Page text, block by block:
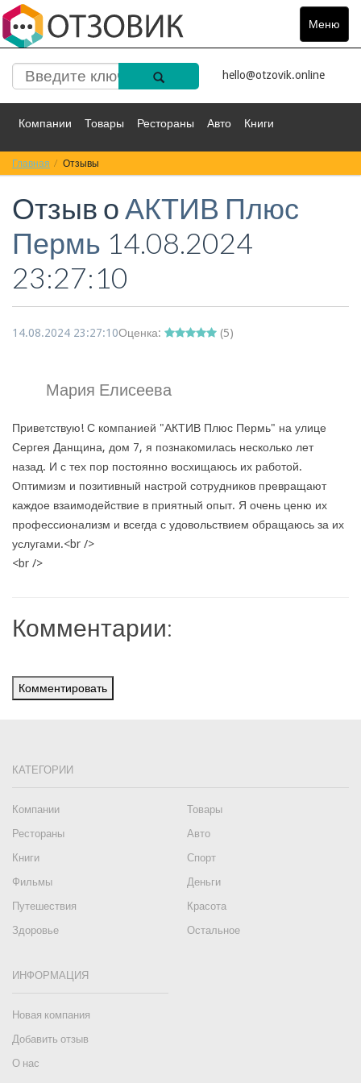
Меню
Toggle
hello@otzovik.online
Компании Товары Рестораны Авто Книги
Спорт Фильмы
Красота Здоровье Остальное
Главная Отзывы
Отзыв оАКТИВ Плюс
Пермь 14.08.2024
23:27:10
14.08.2024 23:27:10Оценка: (5)
Мария Елисеева
Приветствую! С компанией "АКТИВ Плюс Пермь" на улице
Сергея Данщина, дом 7, я познакомилась несколько лет
назад. И с тех пор постоянно восхищаюсь их работой.
Оптимизм и позитивный настрой сотрудников превращают
каждое взаимодействие в приятный опыт. Я очень ценю их
профессионализм и всегда с удовольствием обращаюсь за их
услугами.<br />
<br />
Комментарии:
Комментировать
КАТЕГОРИИ
Компании
Товары
Рестораны
Авто
Книги
Спорт
Фильмы
Деньги
Путешествия
Красота
Здоровье
Остальное
ИНФОРМАЦИЯ
Новая компания
Добавить отзыв
О нас